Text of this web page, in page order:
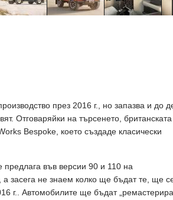
през 2016 г., но запазва и до
Отговаряйки на търсенето, британската
Bespoke, което създаде класически
предлага във версии 90 и 110 на
а засега не знаем колко ще бъдат те, ще
г.. Автомобилите ще бъдат